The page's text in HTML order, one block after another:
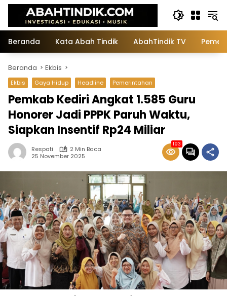
Langsung
konten
Beranda
Kata Abah Tindik AbahTindik TV
Beranda Ekbis
Ekbis Gaya Hidup Headline Pemerintahan
Pemkab Kediri Angkat 1.585 Guru
Honorer Jadi PPPK Paruh Waktu,
Siapkan Insentif Rp24 Miliar
Respati
2 Min Baca
25 November 2025
193